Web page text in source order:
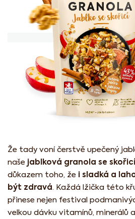
Že tady voní čerstvě upečený
naše jablková granola se skořicí
důkazem toho, že i sladká a
být zdravá. Každá lžička této
přinese nejen festival
velkou dávku vitamínů, minerálů